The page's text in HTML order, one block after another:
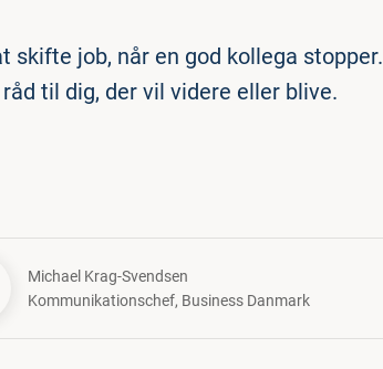
job, når en god kollega stopper.
til dig, der vil videre eller blive.
Michael Krag-Svendsen
Kommunikationschef, Business Danmark